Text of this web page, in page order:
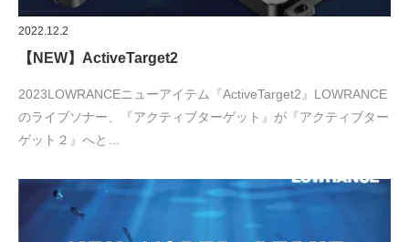
2022.12.2
【NEW】ActiveTarget2
2023LOWRANCEニューアイテム『ActiveTarget2』LOWRANCE
のライブソナー、『アクティブターゲット』が『アクティブター
ゲット２』へと…